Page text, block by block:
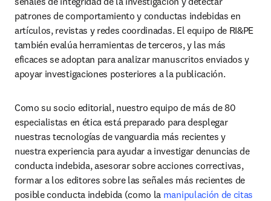
patrones de comportamiento y conductas indebidas en
artículos, revistas y redes coordinadas. El equipo de RI&PE
también evalúa herramientas de terceros, y las más
eficaces se adoptan para analizar manuscritos enviados y
apoyar investigaciones posteriores a la publicación.
Como su socio editorial, nuestro equipo de más de 80
especialistas en ética está preparado para desplegar
nuestras tecnologías de vanguardia más recientes y
nuestra experiencia para ayudar a investigar denuncias de
conducta indebida, asesorar sobre acciones correctivas,
formar a los editores sobre las señales más recientes de
posible conducta indebida (como la manipulación de citas